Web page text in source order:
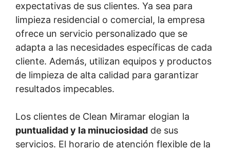
expectativas de sus clientes. Ya sea para
limpieza residencial o comercial, la empresa
ofrece un servicio personalizado que se
adapta a las necesidades específicas de cada
cliente. Además, utilizan equipos y productos
de limpieza de alta calidad para garantizar
resultados impecables.
Los clientes de Clean Miramar elogian la
puntualidad y la minuciosidad de sus
servicios. El horario de atención flexible de la